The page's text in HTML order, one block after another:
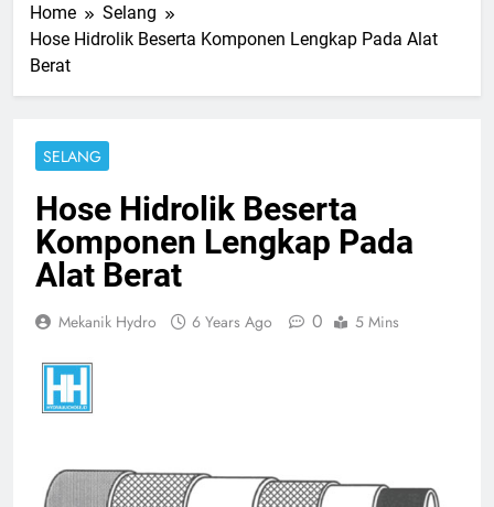
Home
Selang
Hose Hidrolik Beserta Komponen Lengkap Pada Alat
Berat
SELANG
Hose Hidrolik Beserta
Komponen Lengkap Pada
Alat Berat
Mekanik Hydro 6 Years Ago 0 5 Mins